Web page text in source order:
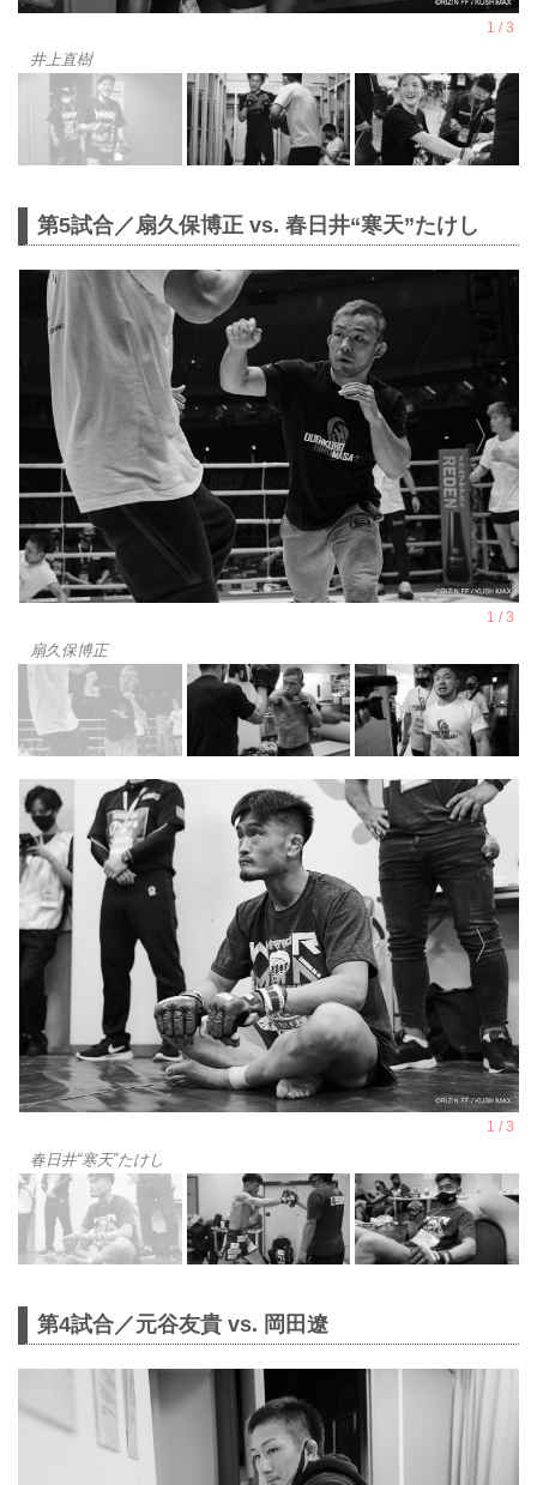
井上直樹
第5試合／扇久保博正 vs. 春日井“寒天”たけし
扇久保博正
春日井“寒天”たけし
第4試合／元谷友貴 vs. 岡田遼